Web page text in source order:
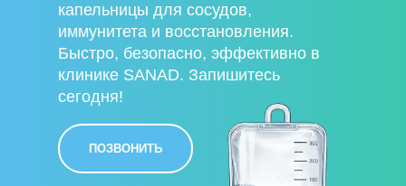
капельницы для сосудов,
иммунитета и восстановления.
Быстро, безопасно, эффективно в
клинике SANAD. Запишитесь
сегодня!
ПОЗВОНИТЬ